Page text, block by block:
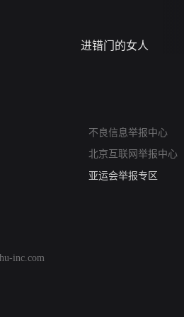
进错门的女人
不良信息举报中心
北京互联网举报中心
亚运会举报专区
涉历史虚无举报
inc.com